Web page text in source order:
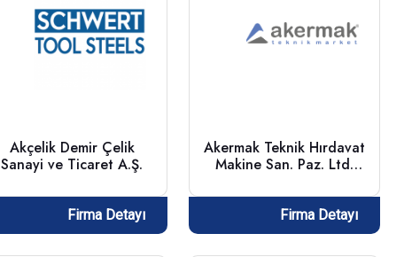
Akçelik Demir Çelik
Sanayi ve Ticaret A.Ş.
Firma Detayı
Akermak Teknik Hırdavat
Makine San. Paz. Ltd.
Firma Detayı